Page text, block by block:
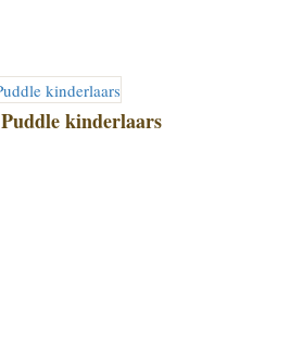
Puddle kinderlaars